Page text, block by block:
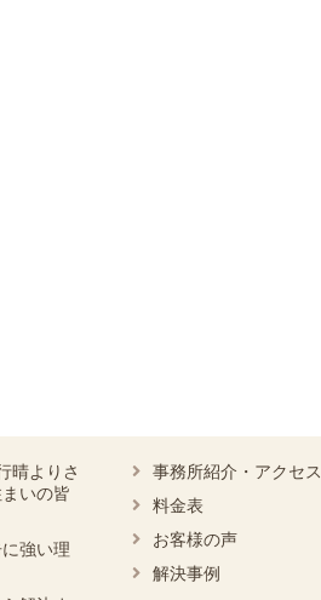
晴よりさ
いの皆
強い理
事務所紹介・アクセス
料金表
お客様の声
解決事例